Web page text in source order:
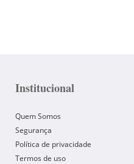
Institucional
Quem Somos
Segurança
Política de privacidade
Termos de uso